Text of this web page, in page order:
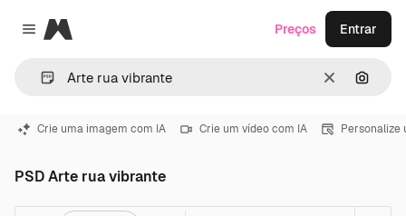
Close menu
Magnific
Limpar
Preços Entrar
Crie uma imagem com IA Crie um vídeo com IA Personalize
PSD Arte rua vibrante